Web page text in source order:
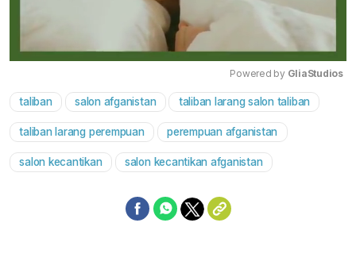
Mute
Powered by GliaStudios
taliban salon afganistan taliban larang salon taliban
taliban larang perempuan perempuan afganistan
salon kecantikan salon kecantikan afganistan